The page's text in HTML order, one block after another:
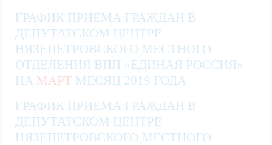
ГРАФИК ПРИЕМА ГРАЖДАН В
ДЕПУТАТСКОМ ЦЕНТРЕ
НЯЗЕПЕТРОВСКОГО МЕСТНОГО
ОТДЕЛЕНИЯ ВПП «ЕДИНАЯ РОССИЯ»
НА МАРТ МЕСЯЦ 2019 ГОДА
ГРАФИК ПРИЕМА ГРАЖДАН В
ДЕПУТАТСКОМ ЦЕНТРЕ
НЯЗЕПЕТРОВСКОГО МЕСТНОГО